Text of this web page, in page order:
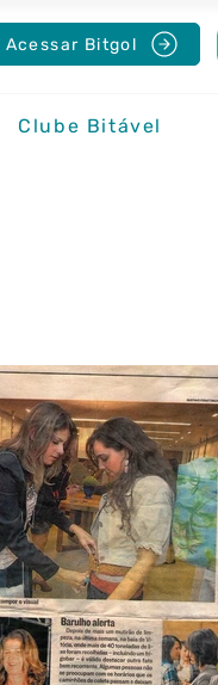
Acessar Bitgol
Clube Bitável